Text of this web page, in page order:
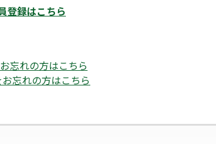
登録はこちら
忘れの方はこちら
忘れの方はこちら